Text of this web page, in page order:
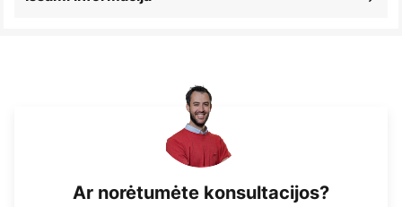
Ar norėtumėte konsultacijos?